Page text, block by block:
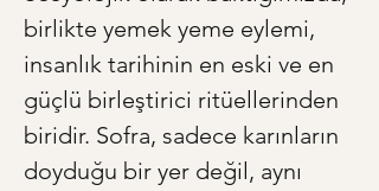
birlikte yemek yeme eylemi,
insanlık tarihinin en eski ve en
güçlü birleştirici ritüellerinden
biridir. Sofra, sadece karınların
doyduğu bir yer değil, aynı